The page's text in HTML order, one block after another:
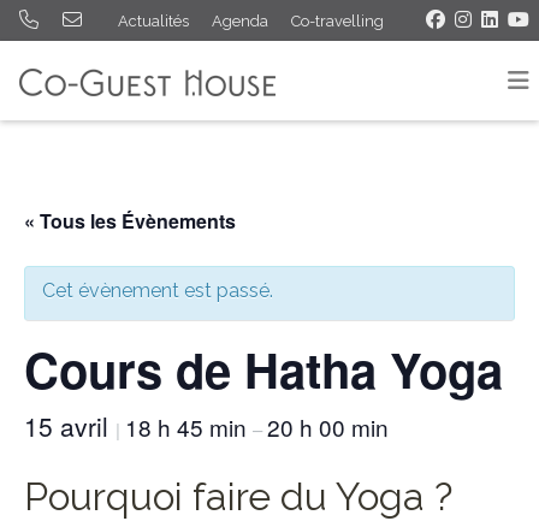
Actualités Agenda Co-travelling
« Tous les Évènements
Cet évènement est passé.
Cours de Hatha Yoga
15 avril | 18 h 45 min –20 h 00 min
Pourquoi faire du Yoga ?